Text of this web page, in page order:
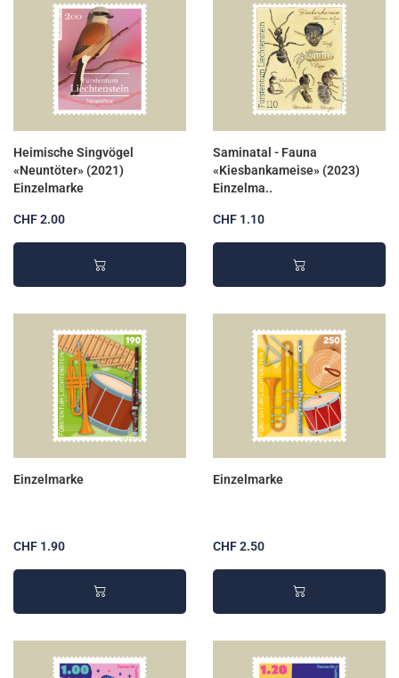
Heimische Singvögel
«Neuntöter» (2021)
Einzelmarke
CHF 2.00
Saminatal - Fauna
«Kiesbankameise» (2023)
Einzelma..
CHF 1.10
Einzelmarke
CHF 1.90
Einzelmarke
CHF 2.50